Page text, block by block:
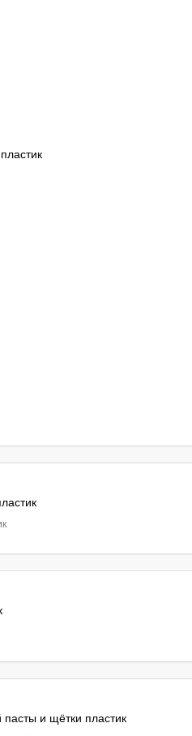
пасты и щётки пластик